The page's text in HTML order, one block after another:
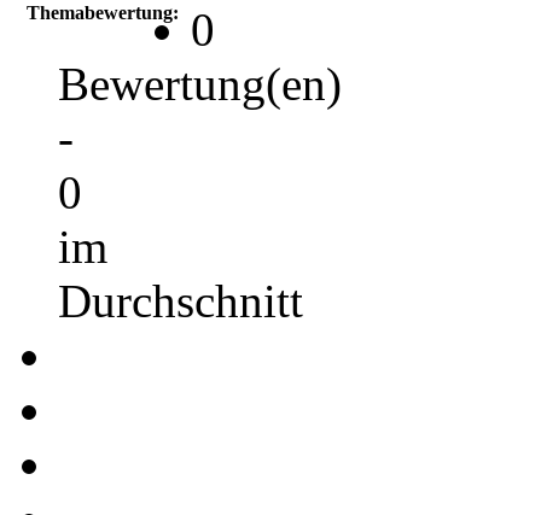
Themabewertung:
0
Bewertung(en)
-
0
im
Durchschnitt